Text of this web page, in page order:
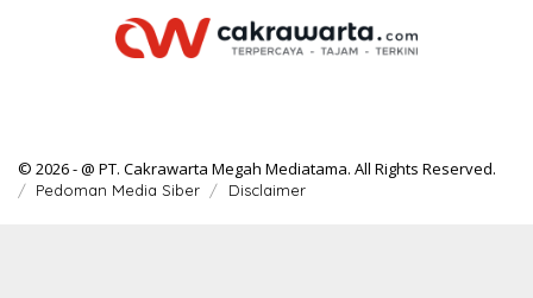
© 2026 - @ PT. Cakrawarta Megah Mediatama. All Rights Reserved.
Pedoman Media Siber Disclaimer